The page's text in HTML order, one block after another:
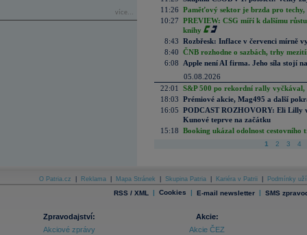
více...
11:26 Paměťový sektor je brzda pro techy,
10:27 PREVIEW: CSG míří k dalšímu
knihy
8:43 Rozbřesk: Inflace v červenci mírně
8:40 ČNB rozhodne o sazbách, trhy
6:08
Apple není AI firma. Jeho síla stojí
05.08.2026
22:01
S&P 500 po rekordní rally vyčkával,
18:03 Prémiové akcie, Mag495 a další
16:05 PODCAST ROZHOVORY: Eli Lilly
Kunové teprve na začátku
15:18 Booking ukázal odolnost cestovního
1 2 3 4
O Patria.cz Reklama Mapa Stránek Skupina Patria Kariéra v Patrii Podmínky
RSS / XML | Cookies | E-mail newsletter | SMS
Zpravodajství:
Akciové zprávy
Akcie:
Akcie ČEZ